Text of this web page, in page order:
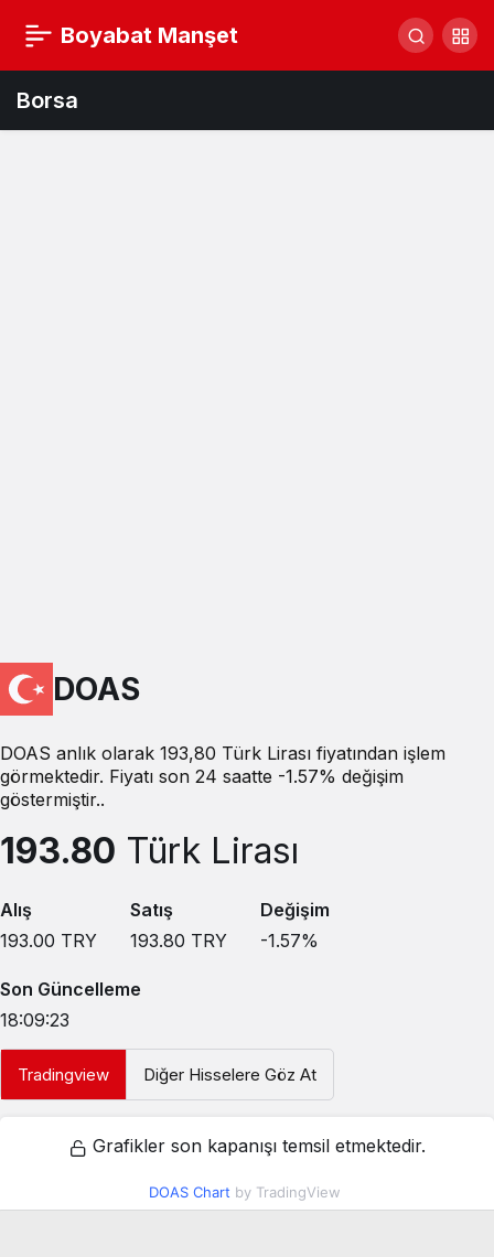
Boyabat Manşet
Borsa
DOAS
DOAS anlık olarak 193,80 Türk Lirası fiyatından işlem
görmektedir. Fiyatı son 24 saatte -1.57% değişim
göstermiştir..
193.80 Türk Lirası
Alış
193.00 TRY
Satış
193.80 TRY
Değişim
-1.57%
Son Güncelleme
18:09:23
Tradingview Diğer Hisselere Göz At
Grafikler son kapanışı temsil etmektedir.
DOAS Chart by TradingView